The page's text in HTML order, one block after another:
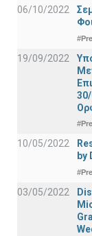
06/10/2022
19/09/2022
10/05/2022
by
03/05/2022